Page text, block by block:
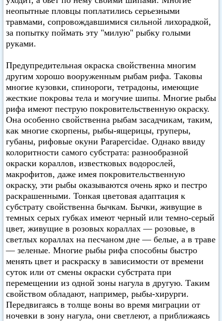
неопытные пловцы поплатились серьезными
травмами, сопровождавшимися сильной лихорадкой,
за попытку поймать эту "милую" рыбку голыми
руками.
Предупредительная окраска свойственна многим
другим хорошо вооруженным рыбам рифа. Таковы
многие кузовки, спинороги, тетрадоны, имеющие
жесткие покровы тела и могучие шипы. Многие рыбы
рифа имеют пеструю покровительственную окраску.
Она особенно свойственна рыбам засадчикам, таким,
как многие скорпены, рыбы-ящерицы, груперы,
губаны, рифовые окуни Parapercidae. Однако ввиду
колоритности самого субстрата: разнообразной
окраски кораллов, известковых водорослей,
макрофитов, даже имея покровительственную
окраску, эти рыбы оказываются очень ярко и пестро
раскрашенными. Тонкая цветовая адаптация к
субстрату свойственна бычкам. Бычки, живущие в
темных серых губках имеют черный или темно-серый
цвет, живущие в розовых кораллах — розовые, в
светлых кораллах на песчаном дне — белые, а в траве
— зеленые. Многие рыбы рифа способны быстро
менять цвет и раскраску в зависимости от времени
суток или от смены окраски субстрата при
перемещении из одной зоны нагула в другую. Таким
свойством обладают, например, рыбы-хирурги.
Передвигаясь в толще воны во время миграции от
ночевки в зону нагула, они светлеют, а приближаясь